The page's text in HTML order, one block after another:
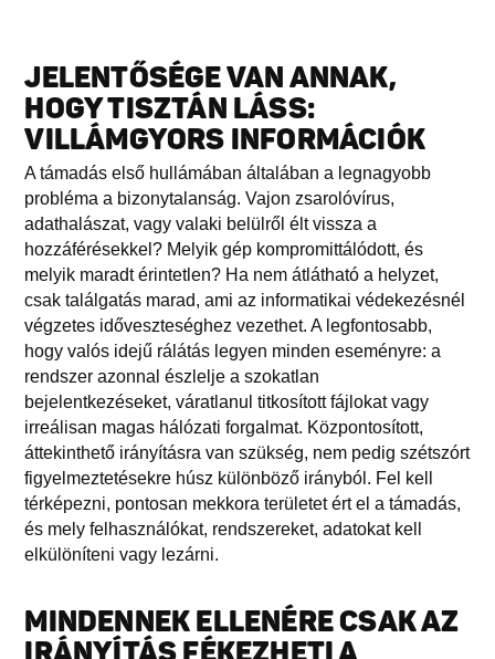
JELENTŐSÉGE VAN ANNAK,
HOGY TISZTÁN LÁSS:
VILLÁMGYORS INFORMÁCIÓK
A támadás első hullámában általában a legnagyobb
probléma a bizonytalanság. Vajon zsarolóvírus,
adathalászat, vagy valaki belülről élt vissza a
hozzáférésekkel? Melyik gép kompromittálódott, és
melyik maradt érintetlen? Ha nem átlátható a helyzet,
csak találgatás marad, ami az informatikai védekezésnél
végzetes időveszteséghez vezethet. A legfontosabb,
hogy valós idejű rálátás legyen minden eseményre: a
rendszer azonnal észlelje a szokatlan
bejelentkezéseket, váratlanul titkosított fájlokat vagy
irreálisan magas hálózati forgalmat. Központosított,
áttekinthető irányításra van szükség, nem pedig szétszórt
figyelmeztetésekre húsz különböző irányból. Fel kell
térképezni, pontosan mekkora területet ért el a támadás,
és mely felhasználókat, rendszereket, adatokat kell
elkülöníteni vagy lezárni.
MINDENNEK ELLENÉRE CSAK AZ